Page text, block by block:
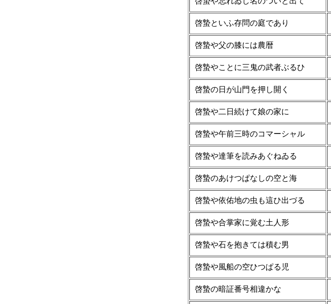
啓蟄といふ存問の庭であり
啓蟄や父の膝には農暦
啓蟄やことに三鬼の武者ぶるひ
啓蟄の日が山門を押し開く
啓蟄や二日続けて娘の家に
啓蟄や午前三時のコマーシャル
啓蟄や達筆を読みあぐねゐる
啓蟄のあけつぱなしの空と海
啓蟄や依佑地の虫も這ひ出づる
啓蟄や合掌家に覚む土人形
啓蟄や石を抱きては積む男
啓蟄や風船の空ひつぱる児
啓蟄の暗証番号相違かな